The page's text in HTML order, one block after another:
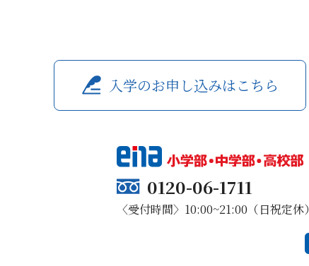
入学のお申し込みはこちら
0120-06-1711
〈受付時間〉10:00~21:00（日祝定休）